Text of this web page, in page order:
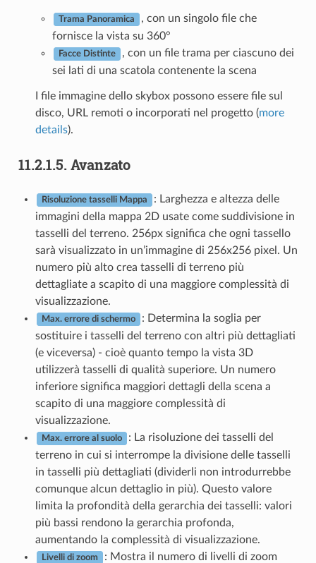
Trama Panoramica
, con un singolo file che
fornisce la vista su 360°
Facce Distinte
, con un file trama per ciascuno dei
sei lati di una scatola contenente la scena
I file immagine dello skybox possono essere file sul
disco, URL remoti o incorporati nel progetto (more
details).
11.2.1.5. Avanzato
Risoluzione tasselli Mappa
: Larghezza e altezza delle
immagini della mappa 2D usate come suddivisione in
tasselli del terreno. 256px significa che ogni tassello
sarà visualizzato in un’immagine di 256x256 pixel. Un
numero più alto crea tasselli di terreno più
dettagliate a scapito di una maggiore complessità di
visualizzazione.
Max. errore di schermo
: Determina la soglia per
sostituire i tasselli del terreno con altri più dettagliati
(e viceversa) - cioè quanto tempo la vista 3D
utilizzerà tasselli di qualità superiore. Un numero
inferiore significa maggiori dettagli della scena a
scapito di una maggiore complessità di
visualizzazione.
Max. errore al suolo
: La risoluzione dei tasselli del
terreno in cui si interrompe la divisione delle tasselli
in tasselli più dettagliati (dividerli non introdurrebbe
comunque alcun dettaglio in più). Questo valore
limita la profondità della gerarchia dei tasselli: valori
più bassi rendono la gerarchia profonda,
aumentando la complessità di visualizzazione.
Livelli di zoom
: Mostra il numero di livelli di zoom